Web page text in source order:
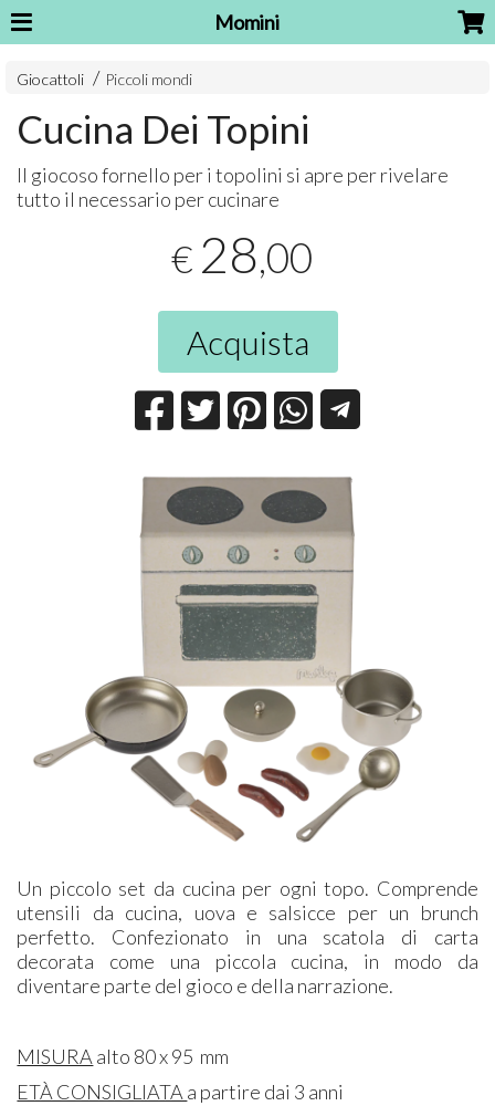
Momini
Giocattoli Piccoli mondi
Cucina Dei Topini
Il giocoso fornello per i topolini si apre per rivelare
tutto il necessario per cucinare
€ 28,00
Acquista
Un piccolo set da cucina per ogni topo. Comprende
utensili da cucina, uova e salsicce per un brunch
perfetto. Confezionato in una scatola di carta
decorata come una piccola cucina, in modo da
diventare parte del gioco e della narrazione.
MISURAalto 80 x 95 mm
ETÀ CONSIGLIATAa partire dai 3 anni